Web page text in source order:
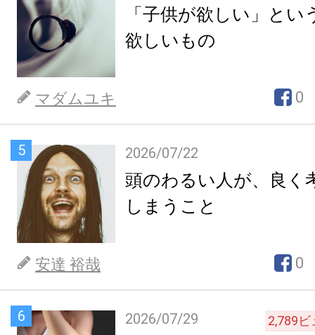
「子供が欲しい」とい
欲しいもの
マダムユキ 0
5 2026/07/22
頭のわるい人が、良く
しまうこと
安達 裕哉 0
6 2026/07/29 2,789ビ